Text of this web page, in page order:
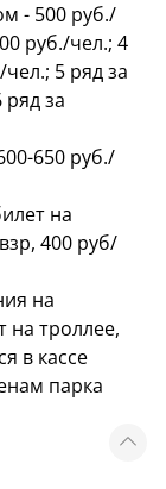
- 500 руб./
руб./чел.; 4
5 ряд за
за
650 руб./
на
400 руб/
на
на троллее,
в кассе
парка